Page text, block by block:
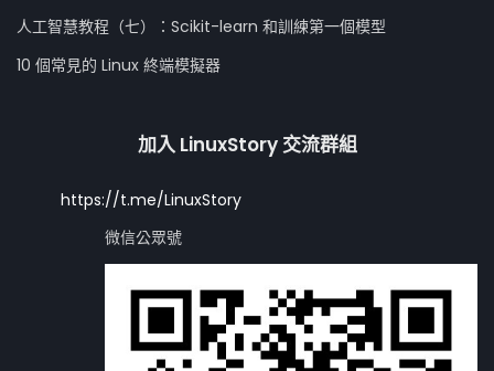
人工智慧教程（七）：Scikit-learn 和訓練第一個模型
10 個常見的 Linux 終端模擬器
加入 LinuxStory 交流群組
https://t.me/LinuxStory
微信公眾號